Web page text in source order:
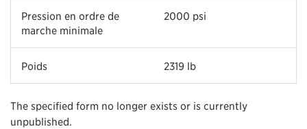
Pression en ordre de
marche minimale
2000 psi
Poids 2319 lb
The specified form no longer exists or is currently
unpublished.